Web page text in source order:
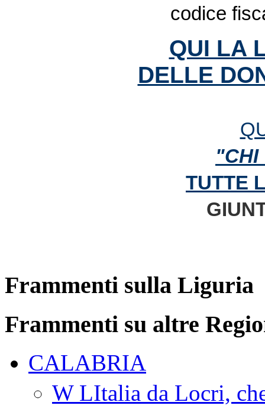
codice
QUI LA
DELLE
"CHI
TUTTE
Frammenti sulla Liguria
Frammenti su altre
CALABRIA
W LItalia da Locri,